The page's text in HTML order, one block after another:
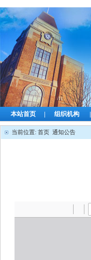
本站首页 | 组织机构 |
当前位置: 首页 通知公告